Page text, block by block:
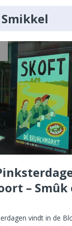
– Smûk
vindt in de